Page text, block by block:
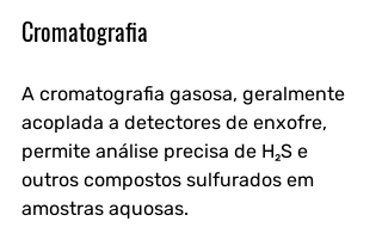
Cromatografia
A cromatografia gasosa, geralmente
acoplada a detectores de enxofre,
permite análise precisa de H₂S e
outros compostos sulfurados em
amostras aquosas.